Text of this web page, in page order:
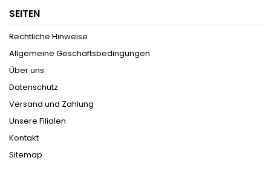
SEITEN
Rechtliche Hinweise
Allgemeine Geschäftsbedingungen
Über uns
Datenschutz
Versand und Zahlung
Unsere Filialen
Kontakt
Sitemap